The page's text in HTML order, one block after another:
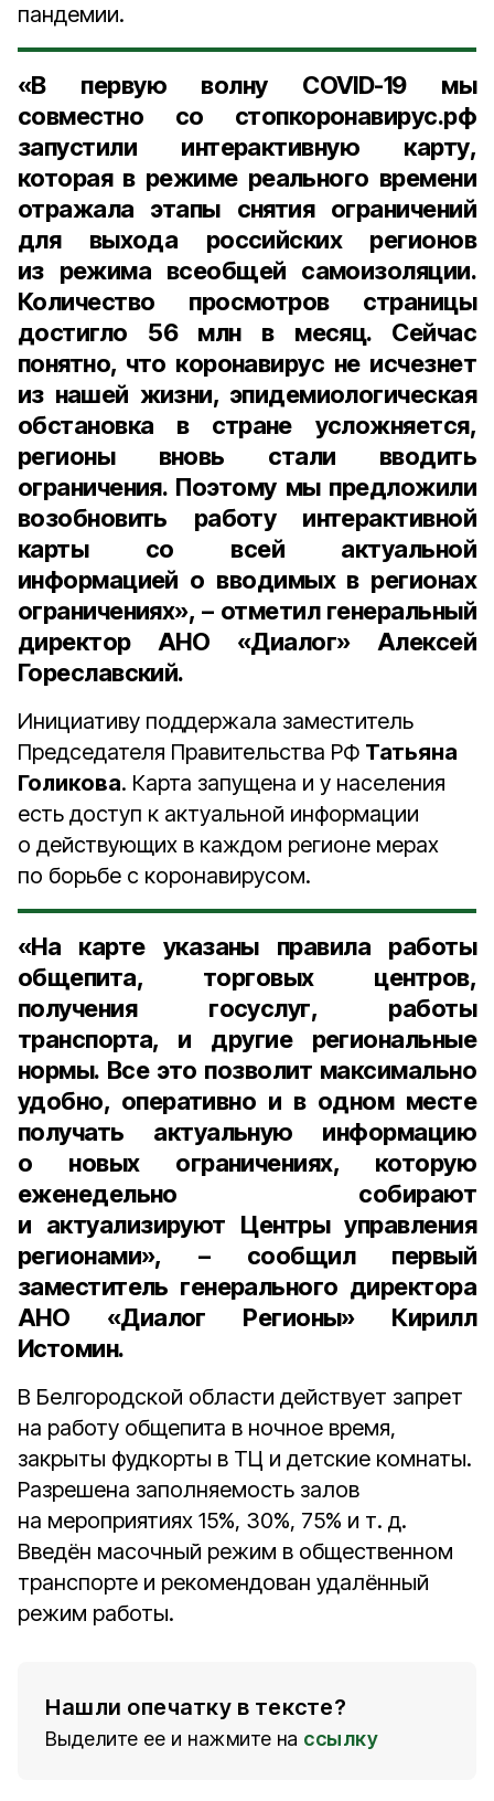
пандемии.
«В первую волну COVID-19 мы
совместно со стопкоронавирус.рф
запустили интерактивную карту,
которая в режиме реального времени
отражала этапы снятия ограничений
для выхода российских регионов
из режима всеобщей самоизоляции.
Количество просмотров страницы
достигло 56 млнв месяц. Сейчас
понятно, что коронавирус не исчезнет
из нашей жизни, эпидемиологическая
обстановка в стране усложняется,
регионы вновь стали вводить
ограничения. Поэтому мы предложили
возобновить работу интерактивной
карты со всей актуальной
информацией о вводимых в регионах
ограничениях», – отметил генеральный
директор АНО «Диалог» Алексей
Гореславский.
Инициативу поддержала заместитель
Председателя Правительства РФ Татьяна
Голикова. Карта запущена и у населения
есть доступ к актуальной информации
о действующих в каждом регионе мерах
по борьбе с коронавирусом.
«На карте указаны правила работы
общепита, торговых центров,
получения госуслуг, работы
транспорта, и другие региональные
нормы. Все это позволит максимально
удобно, оперативно и в одном месте
получать актуальную информацию
о новых ограничениях, которую
еженедельно собирают
и актуализируют Центры управления
регионами», – сообщилпервый
заместитель генерального директора
АНО «Диалог Регионы»
Кирилл
Истомин.
В Белгородской области действует запрет
на работу общепита в ночное время,
закрыты фудкорты в ТЦ и детские комнаты.
Разрешена заполняемость залов
на мероприятиях 15%, 30%, 75% и т. д.
Введён масочный режим в общественном
транспорте и рекомендован удалённый
режим работы.
Нашли опечатку в тексте?
Выделите ее и нажмите на ссылку